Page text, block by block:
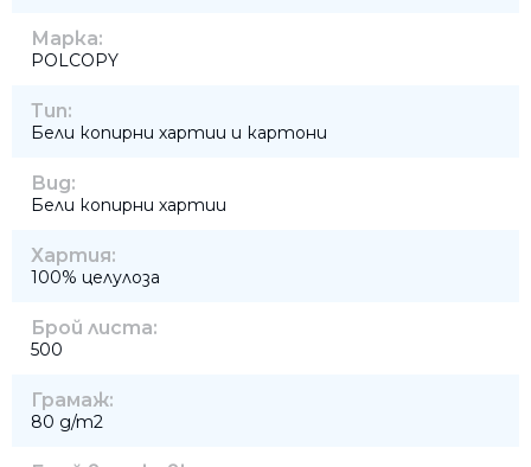
Марка:
POLCOPY
Тип:
Бели копирни хартии и картони
Вид:
Бели копирни хартии
Хартия:
100% целулоза
Брой листа:
500
Грамаж:
80 g/m2